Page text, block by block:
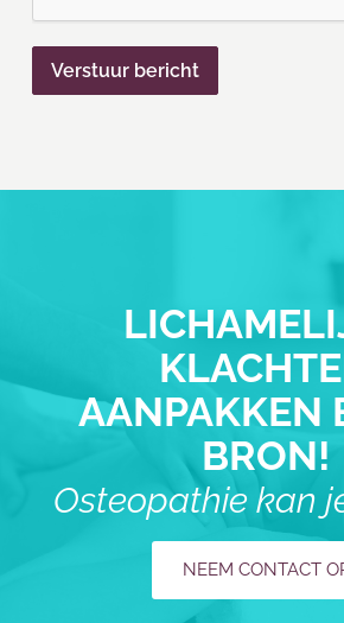
AANPAKKEN
BRON!
Osteopathie kan
NEEM CONTACT